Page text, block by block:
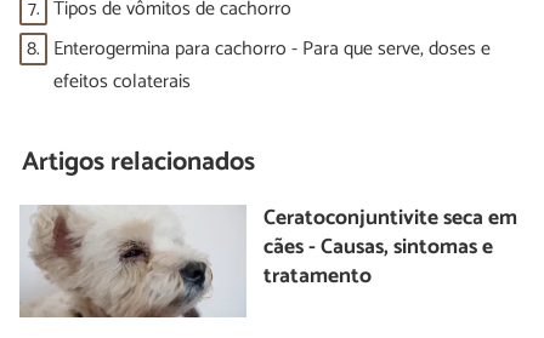
7. Tipos de vômitos de cachorro
8. Enterogermina para cachorro - Para que serve, doses e
efeitos colaterais
Artigos relacionados
Ceratoconjuntivite seca em
cães - Causas, sintomas e
tratamento